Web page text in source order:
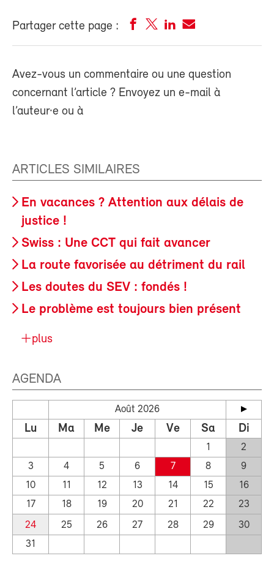
Partager cette page :
Avez-vous un commentaire ou une question
concernant l’article ? Envoyez un e-mail à
l’auteur·e ou à
ARTICLES SIMILAIRES
En vacances ? Attention aux délais de
justice !
Swiss : Une CCT qui fait avancer
La route favorisée au détriment du rail
Les doutes du SEV : fondés !
Le problème est toujours bien présent
plus
AGENDA
Août 2026
Lu Ma Me Je Ve Sa Di
1
2
3
4 5 6 7 8
9
10
11 12 13 14 15
16
17
18 19 20 21 22
23
24
25 26 27 28 29
30
31